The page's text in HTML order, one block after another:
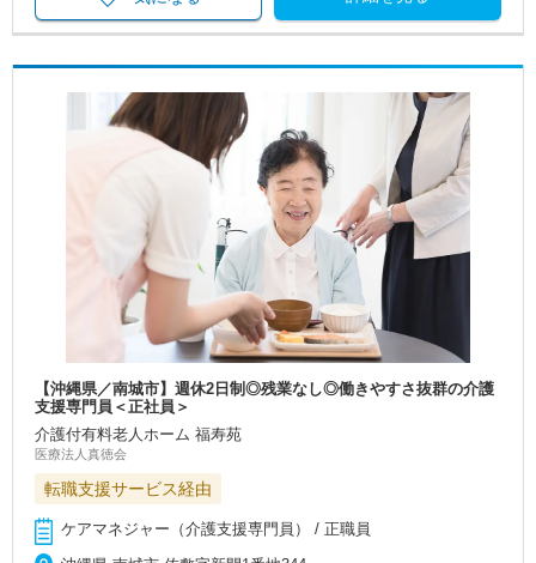
【沖縄県／南城市】週休2日制◎残業なし◎働きやすさ抜群の介護
支援専門員＜正社員＞
介護付有料老人ホーム 福寿苑
医療法人真徳会
転職支援サービス経由
ケアマネジャー（介護支援専門員） / 正職員